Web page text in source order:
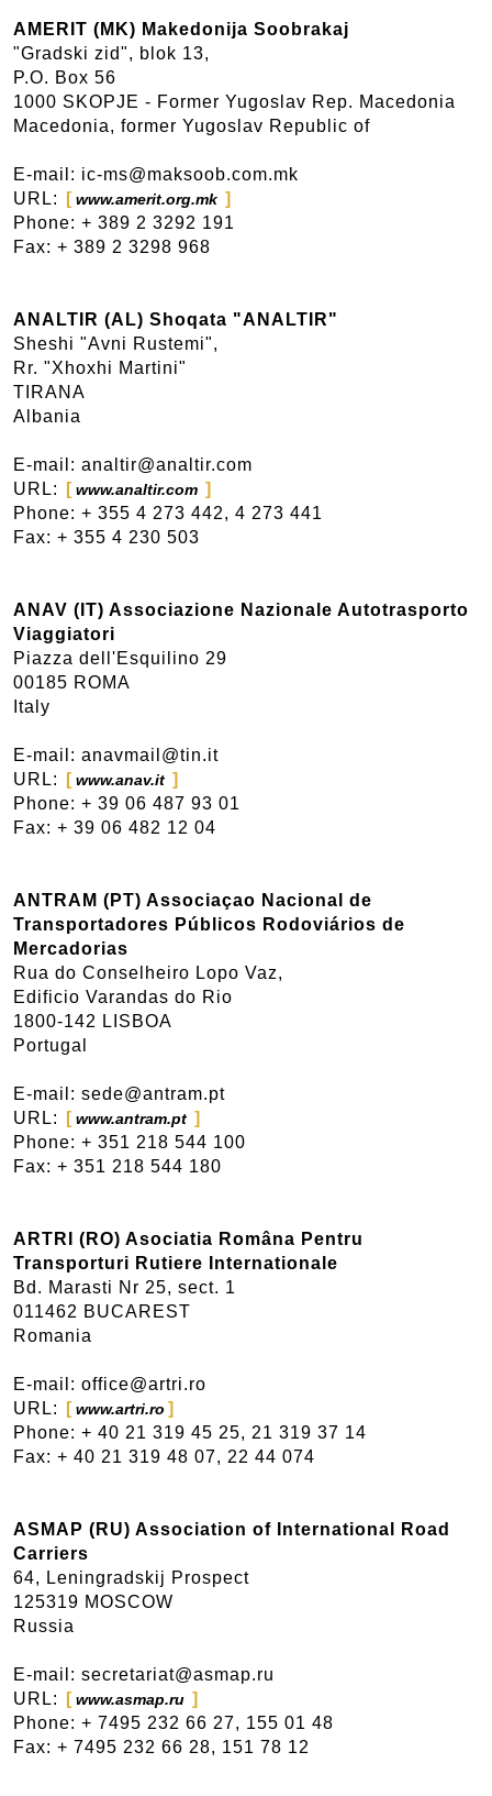
AMERIT (MK) Makedonija Soobrakaj
"Gradski zid", blok 13,
P.O. Box 56
1000 SKOPJE - Former Yugoslav Rep. Macedonia
Macedonia, former Yugoslav Republic of
E-mail: ic-ms@maksoob.com.mk
URL:
www.amerit.org.mk
Phone: + 389 2 3292 191
Fax: + 389 2 3298 968
ANALTIR (AL) Shoqata "ANALTIR"
Sheshi "Avni Rustemi",
Rr. "Xhoxhi Martini"
TIRANA
Albania
E-mail: analtir@analtir.com
URL:
www.analtir.com
Phone: + 355 4 273 442, 4 273 441
Fax: + 355 4 230 503
ANAV (IT) Associazione Nazionale Autotrasporto
Viaggiatori
Piazza dell'Esquilino 29
00185 ROMA
Italy
E-mail: anavmail@tin.it
URL:
www.anav.it
Phone: + 39 06 487 93 01
Fax: + 39 06 482 12 04
ANTRAM (PT) Associaçao Nacional de
Transportadores Públicos Rodoviários de
Mercadorias
Rua do Conselheiro Lopo Vaz,
Edificio Varandas do Rio
1800-142 LISBOA
Portugal
E-mail: sede@antram.pt
URL:
www.antram.pt
Phone: + 351 218 544 100
Fax: + 351 218 544 180
ARTRI (RO) Asociatia Româna Pentru
Transporturi Rutiere Internationale
Bd. Marasti Nr 25, sect. 1
011462 BUCAREST
Romania
E-mail: office@artri.ro
URL:
www.artri.ro
Phone: + 40 21 319 45 25, 21 319 37 14
Fax: + 40 21 319 48 07, 22 44 074
ASMAP (RU) Association of International Road
Carriers
64, Leningradskij Prospect
125319 MOSCOW
Russia
E-mail: secretariat@asmap.ru
URL:
www.asmap.ru
Phone: + 7495 232 66 27, 155 01 48
Fax: + 7495 232 66 28, 151 78 12